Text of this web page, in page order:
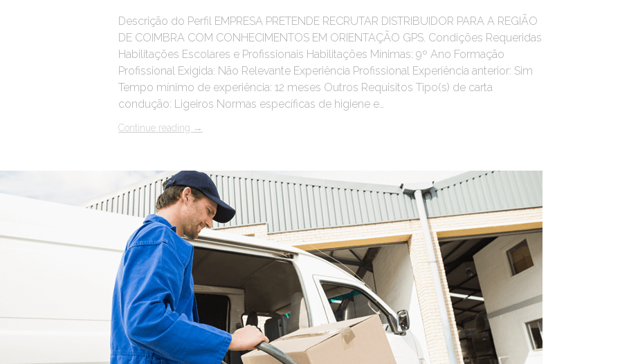
Descrição do Perfil EMPRESA PRETENDE RECRUTAR DISTRIBUIDOR PARA A REGIÃO
DE COIMBRA COM CONHECIMENTOS EM ORIENTAÇÃO GPS. Condições Requeridas
Habilitações Escolares e Profissionais Habilitações Mínimas: 9º Ano Formação
Profissional Exigida: Não Relevante Experiência Profissional Experiência anterior: Sim
Tempo mínimo de experiência: 12 meses Outros Requisitos Tipo(s) de carta
condução: Ligeiros Normas específicas de higiene e…
Continue reading →